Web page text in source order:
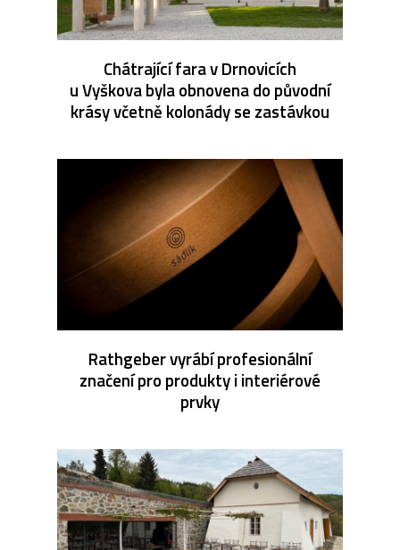
Chátrající fara v Drnovicích
u Vyškova byla obnovena do původní
krásy včetně kolonády se zastávkou
Rathgeber vyrábí profesionální
značení pro produkty i interiérové
prvky